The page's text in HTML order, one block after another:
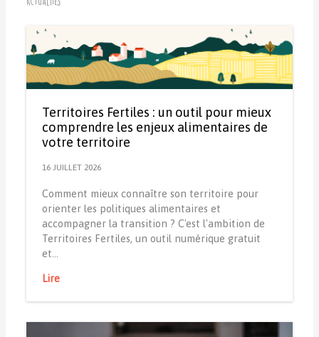
Territoires Fertiles : un outil pour mieux
comprendre les enjeux alimentaires de
votre territoire
16 JUILLET 2026
Comment mieux connaître son territoire pour
orienter les politiques alimentaires et
accompagner la transition ? C'est l'ambition de
Territoires Fertiles, un outil numérique gratuit
et…
Lire